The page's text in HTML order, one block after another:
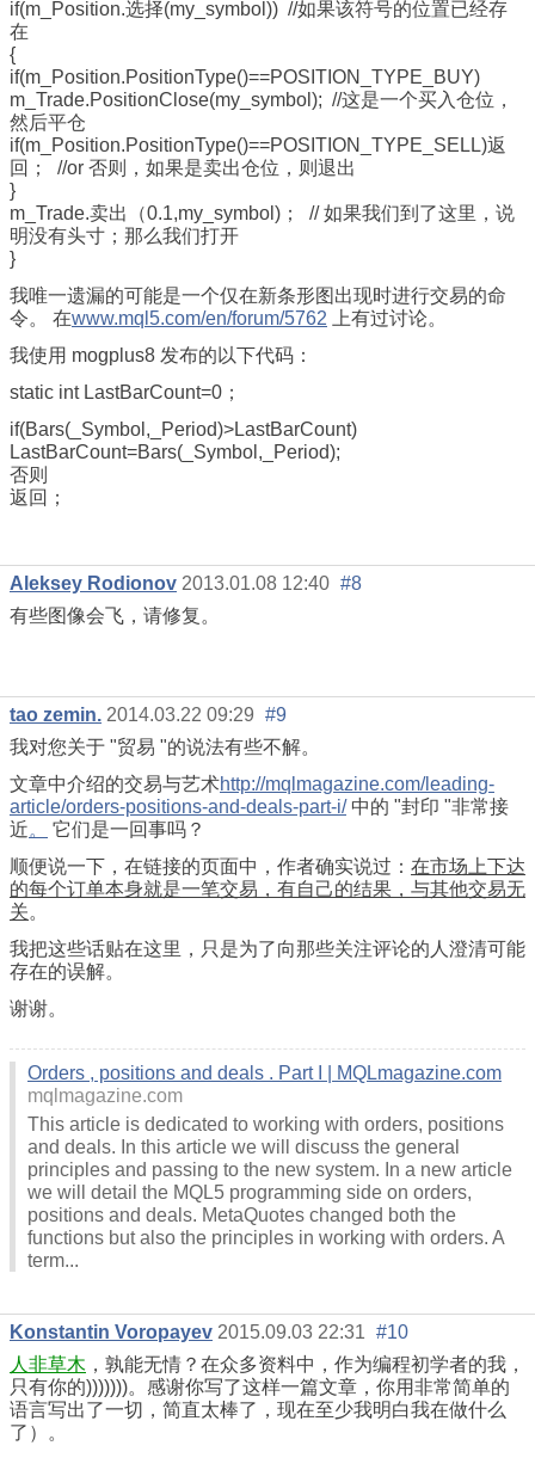
if(m_Position.选择(my_symbol)) //如果该符号的位置已经存
在
{
if(m_Position.PositionType()==POSITION_TYPE_BUY)
m_Trade.PositionClose(my_symbol); //这是一个买入仓位，
然后平仓
if(m_Position.PositionType()==POSITION_TYPE_SELL)返
回 ；
//or 否则，如果是卖出仓位，则退出
}
m_Trade.卖出
（0.1,my_symbol)；
// 如果我们到了这里，说
明没有头寸；那么我们打开
}
我唯一遗漏的可能是一个仅在新条形图出现时进行交易的命
令。 在www.mql5.com/en/forum/5762 上有过讨论。
我使用 mogplus8 发布的以下代码：
static int LastBarCount=0；
if(Bars(_Symbol,_Period)>LastBarCount)
LastBarCount=Bars(_Symbol,_Period);
否则
返回；
Aleksey Rodionov 2013.01.08 12:40 #8
有些图像会飞，请修复。
tao zemin. 2014.03.22 09:29 #9
我对您关于 "贸易 "的说法有些不解。
文章中介绍的交易与艺术http://mqlmagazine.com/leading-
article/orders-positions-and-deals-part-i/中的 "封印 "非常接
近。
它们是一回事吗？
顺便说一下，在链接的页面中，作者确实说过： 在市场上下达
的每个订单本身就是一笔交易，有自己的结果，与其他交易无
关。
我把这些话贴在这里，只是为了向那些关注评论的人澄清可能
存在的误解。
谢谢。
Orders , positions and deals . Part I | MQLmagazine.com
mqlmagazine.com
This article is dedicated to working with orders, positions
and deals. In this article we will discuss the general
principles and passing to the new system. In a new article
we will detail the MQL5 programming side on orders,
positions and deals. MetaQuotes changed both the
functions but also the principles in working with orders. A
term...
Konstantin Voropayev 2015.09.03 22:31 #10
人非草木 ，孰能无情？在众多资料中，作为编程初学者的我，
只有你的)))))))。感谢你写了这样一篇文章，你用非常简单的
语言写出了一切，简直太棒了，现在至少我明白我在做什么
了）。